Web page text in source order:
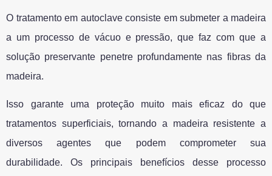
O tratamento em autoclave consiste em submeter a madeira
a um processo de vácuo e pressão, que faz com que a
solução preservante penetre profundamente nas fibras da
madeira.
Isso garante uma proteção muito mais eficaz do que
tratamentos superficiais, tornando a madeira resistente a
diversos agentes que podem comprometer sua
durabilidade. Os principais benefícios desse processo